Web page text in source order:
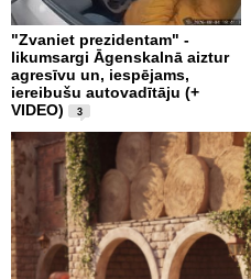
"Zvaniet prezidentam" -
likumsargi Āgenskalnā aiztur
agresīvu un, iespējams,
iereibušu autovadītāju (+
VIDEO)
3